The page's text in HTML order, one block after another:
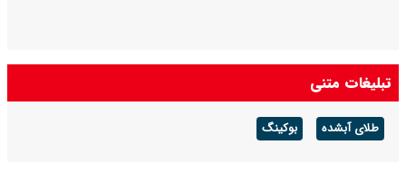
تبلیغات متنی
طلای آبشده بوکینگ